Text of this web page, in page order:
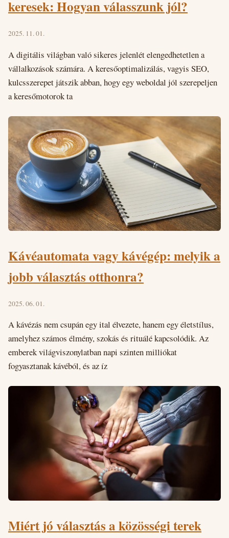
keresek: Hogyan válasszunk jól?
2025. 11. 01.
A digitális világban való sikeres jelenlét elengedhetetlen a
vállalkozások számára. A keresőoptimalizálás, vagyis SEO,
kulcsszerepet játszik abban, hogy egy weboldal jól szerepeljen
a keresőmotorok ta
Kávéautomata vagy kávégép: melyik a
jobb választás otthonra?
2025. 06. 01.
A kávézás nem csupán egy ital élvezete, hanem egy életstílus,
amelyhez számos élmény, szokás és rituálé kapcsolódik. Az
emberek világviszonylatban napi szinten milliókat
fogyasztanak kávéból, és az íz
Miért jó választás a közösségi terek